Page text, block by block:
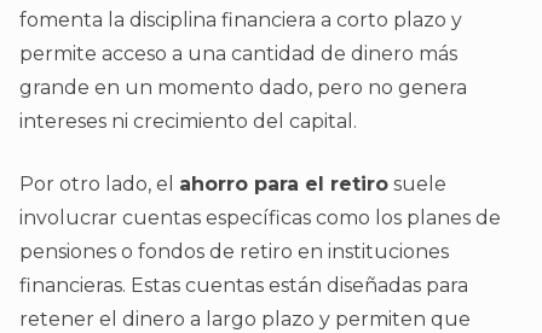
fomenta la disciplina financiera a corto plazo y
permite acceso a una cantidad de dinero más
grande en un momento dado, pero no genera
intereses ni crecimiento del capital.
Por otro lado, el ahorro para el retiro suele
involucrar cuentas específicas como los planes de
pensiones o fondos de retiro en instituciones
financieras. Estas cuentas están diseñadas para
retener el dinero a largo plazo y permiten que